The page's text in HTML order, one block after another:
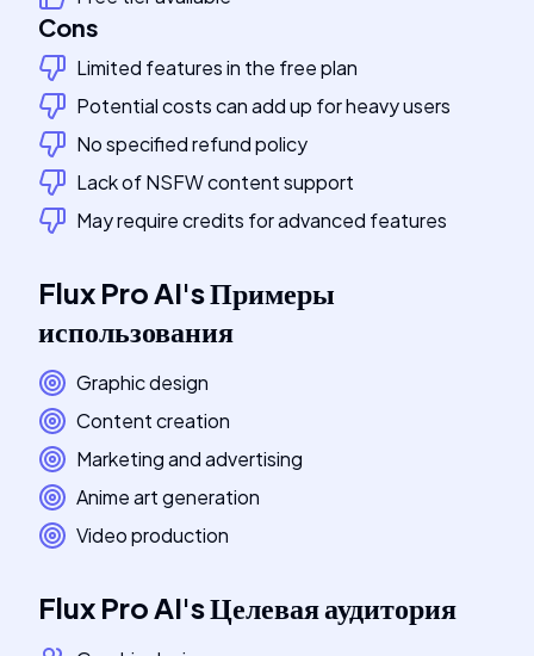
Cons
Limited features in the free plan
Potential costs can add up for heavy users
No specified refund policy
Lack of NSFW content support
May require credits for advanced features
Flux Pro AI'sПримеры
использования
Graphic design
Content creation
Marketing and advertising
Anime art generation
Video production
Flux Pro AI'sЦелевая аудитория